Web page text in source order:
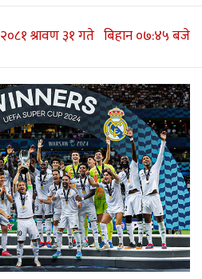
२०८१ श्रावण ३१ गते बिहान ०७:४५ बजे